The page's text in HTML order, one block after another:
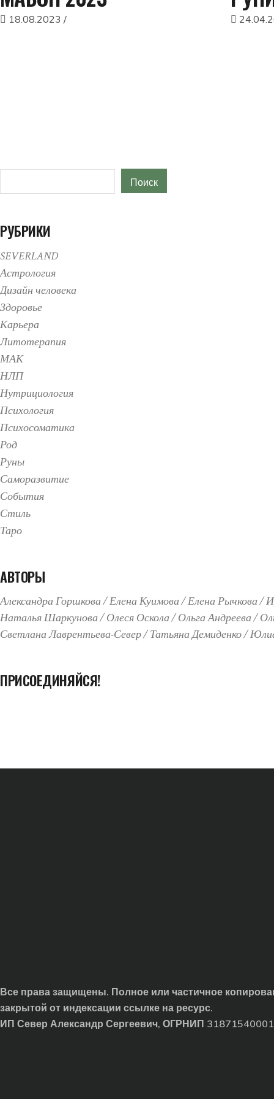
18.08.2023
Поиск
РУБРИКИ
SEVERLAND
Астрология
Дизайн человека
Здоровье
Карьера
Литотерапия
МАК
НЛП
Нутрициология
Психология
Психосоматика
Род
Руны
Саморазвитие
События
Стиль
Таро
АВТОРЫ
Александра Горшкова Елена Куимова Елена Рычкова
Наталья Шаркунова
Олеся Оскола Ольга Андреева
Светлана Лаврентьева-Север
Татьяна Демиденко
ПРИСОЕДИНЯЙСЯ!
Все права защищены. Полное или частичное
закрытой от индексации ссылке на ресурс.
ИП Север Александр Сергеевич, ОГРНИП